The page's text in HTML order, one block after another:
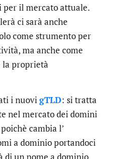
per il mercato attuale.
ci sarà anche
come strumento per
ma anche come
la proprietà
i nuovigTLD: si tratta
nel mercato dei domini
cambia l’
a dominio portandoci